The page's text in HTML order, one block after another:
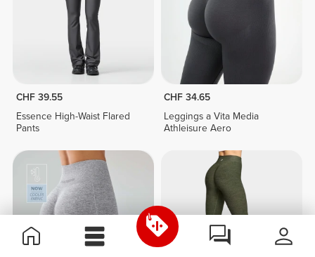
CHF 39.55
Essence High-Waist Flared
Pants
CHF 34.65
Leggings a Vita Media
Athleisure Aero